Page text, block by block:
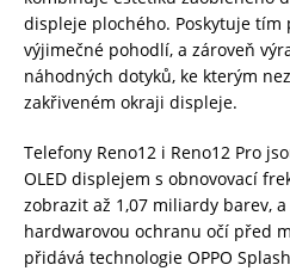
displeje plochého. Poskytuje
výjimečné pohodlí, a zároveň
náhodných dotyků, ke kterým
zakřiveném okraji displeje.
Telefony Reno12 i Reno12 Pro
OLED displejem s obnovovací
zobrazit až 1,07 miliardy barev,
hardwarovou ochranu očí před
přidává technologie OPPO